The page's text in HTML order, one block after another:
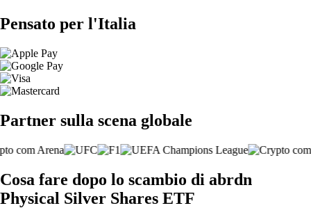
Pensato per l'Italia
Partner sulla scena globale
Cosa fare dopo lo scambio di abrdn
Physical Silver Shares ETF